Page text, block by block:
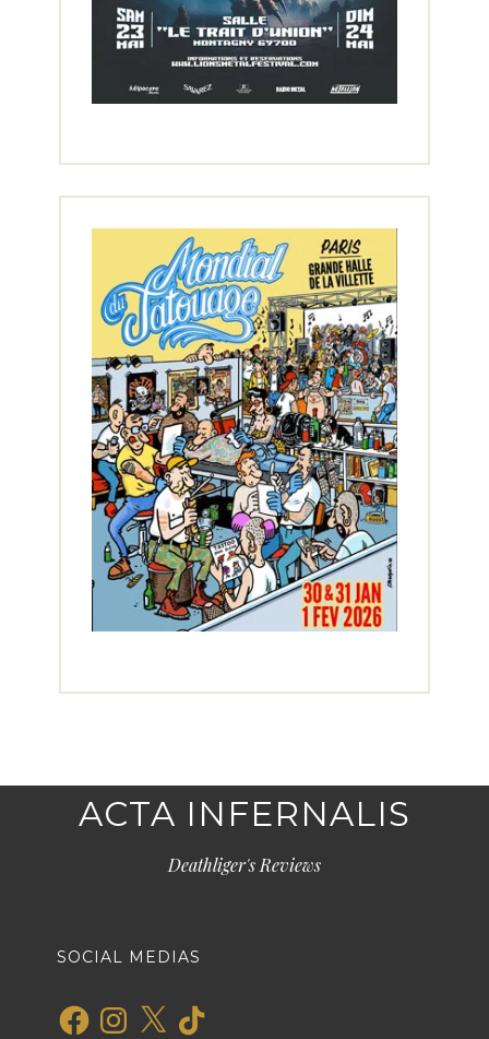
ACTA INFERNALIS
Deathliger's Reviews
SOCIAL MEDIAS
FacebookInstagram
X TikTok